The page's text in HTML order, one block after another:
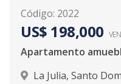
Código: 2022
US$ 198,000
Apartamento
La Julia, Santo